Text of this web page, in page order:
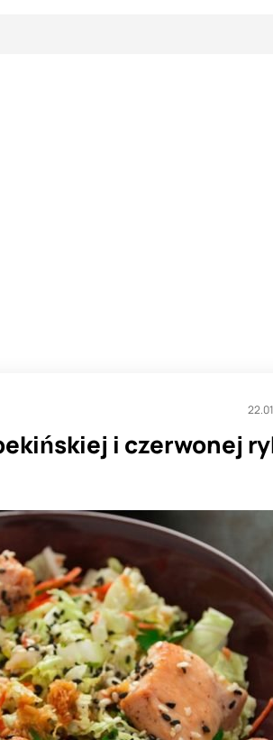
i czerwonej